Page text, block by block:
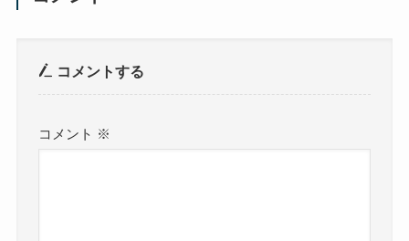
コメントする
コメント ※